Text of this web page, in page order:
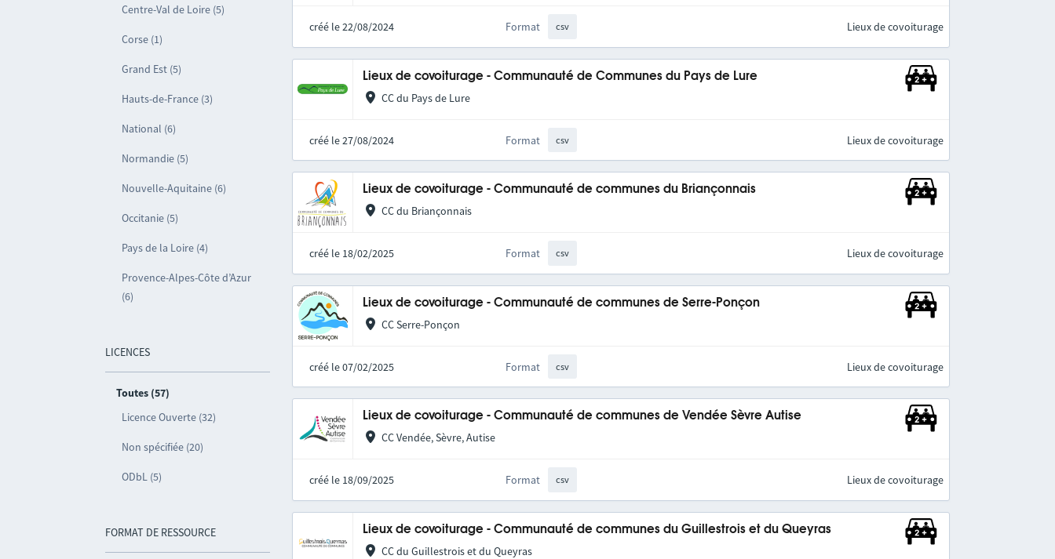
Centre-Val de Loire (5)
Corse (1)
Grand Est (5)
Hauts-de-France (3)
National (6)
Normandie (5)
Nouvelle-Aquitaine (6)
Occitanie (5)
Pays de la Loire (4)
Provence-Alpes-Côte d’Azur
(6)
LICENCES
Toutes (57)
Licence Ouverte (32)
Non spécifiée (20)
ODbL (5)
FORMAT DE RESSOURCE
créé le 22/08/2024 Format csv Lieux de covoiturage
Lieux de covoiturage - Communauté de Communes du Pays de Lure
CC du Pays de Lure
créé le 27/08/2024 Format csv Lieux de covoiturage
Lieux de covoiturage - Communauté de communes du Briançonnais
CC du Briançonnais
créé le 18/02/2025 Format csv Lieux de covoiturage
Lieux de covoiturage - Communauté de communes de Serre-Ponçon
CC Serre-Ponçon
créé le 07/02/2025 Format csv Lieux de covoiturage
Lieux de covoiturage - Communauté de communes de Vendée Sèvre Autise
CC Vendée, Sèvre, Autise
créé le 18/09/2025 Format csv Lieux de covoiturage
Lieux de covoiturage - Communauté de communes du Guillestrois et du Queyras
CC du Guillestrois et du Queyras